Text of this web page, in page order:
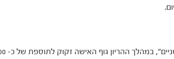
על אף המיתוס